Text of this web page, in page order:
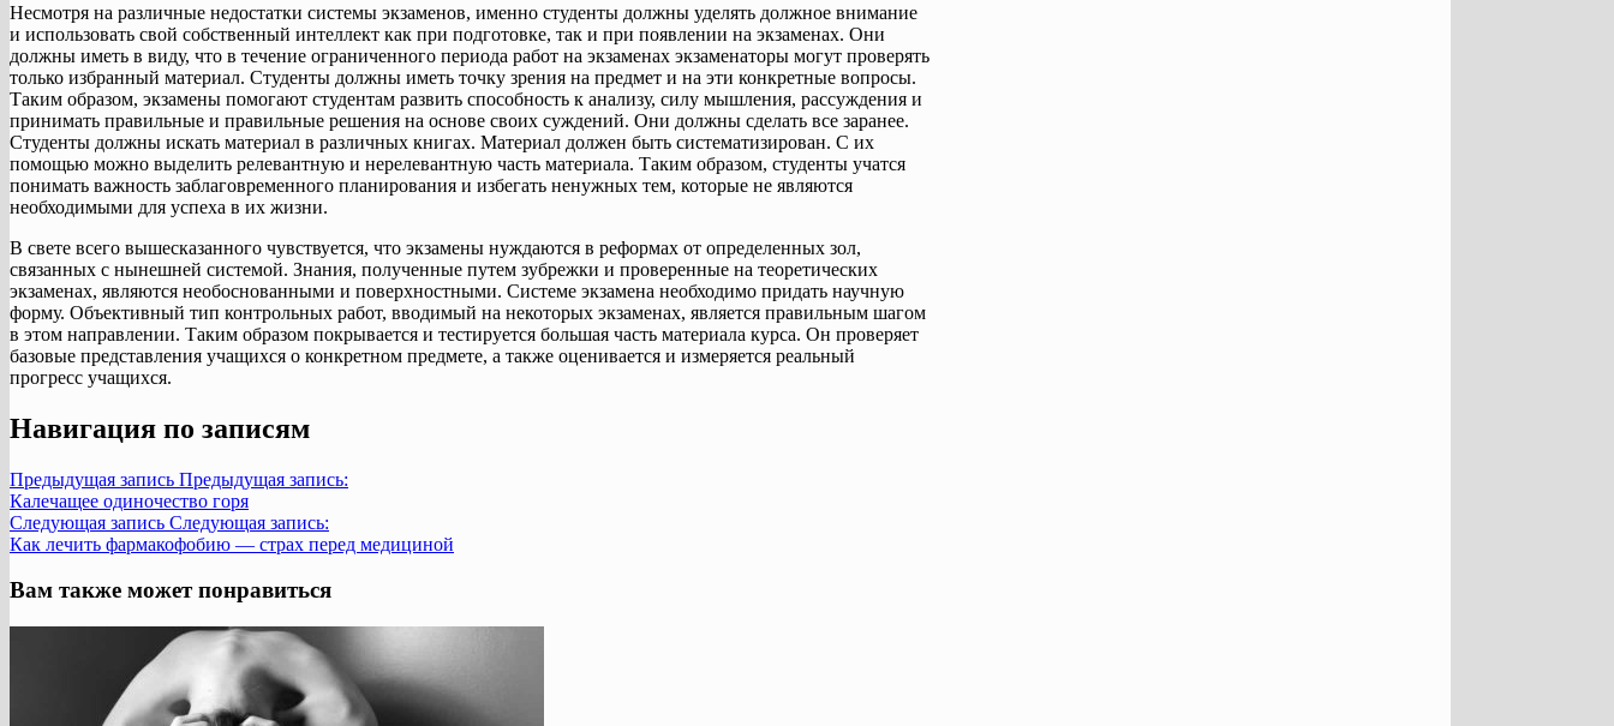
Несмотря на различные недостатки системы экзаменов, именно студенты должны уделять должное внимание
и использовать свой собственный интеллект как при подготовке, так и при появлении на экзаменах. Они
должны иметь в виду, что в течение ограниченного периода работ на экзаменах экзаменаторы могут проверять
только избранный материал. Студенты должны иметь точку зрения на предмет и на эти конкретные вопросы.
Таким образом, экзамены помогают студентам развить способность к анализу, силу мышления, рассуждения и
принимать правильные и правильные решения на основе своих суждений. Они должны сделать все заранее.
Студенты должны искать материал в различных книгах. Материал должен быть систематизирован. С их
помощью можно выделить релевантную и нерелевантную часть материала. Таким образом, студенты учатся
понимать важность заблаговременного планирования и избегать ненужных тем, которые не являются
необходимыми для успеха в их жизни.
В свете всего вышесказанного чувствуется, что экзамены нуждаются в реформах от определенных зол,
связанных с нынешней системой. Знания, полученные путем зубрежки и проверенные на теоретических
экзаменах, являются необоснованными и поверхностными. Системе экзамена необходимо придать научную
форму. Объективный тип контрольных работ, вводимый на некоторых экзаменах, является правильным шагом
в этом направлении. Таким образом покрывается и тестируется большая часть материала курса. Он проверяет
базовые представления учащихся о конкретном предмете, а также оценивается и измеряется реальный
прогресс учащихся.
Навигация по записям
Предыдущая запись Предыдущая запись:
Калечащее одиночество горя
Следующая запись Следующая запись:
Как лечить фармакофобию — страх перед медициной
Вам также может понравиться